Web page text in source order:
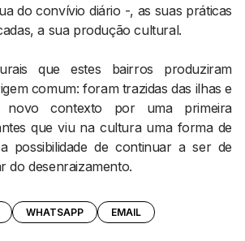
WHATSAPP EMAIL
do convívio diário -, as suas práticas
a sua produção cultural.
que estes bairros produziram
comum: foram trazidas das ilhas e
novo contexto por uma primeira
que viu na cultura uma forma de
possibilidade de continuar a ser de
do desenraizamento.